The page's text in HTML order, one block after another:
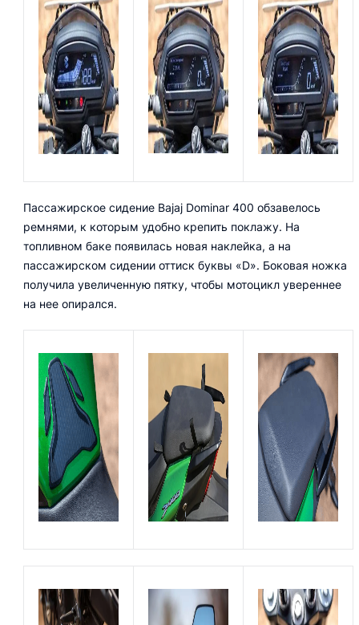
Пассажирское сидение Bajaj Dominar 400 обзавелось
ремнями, к которым удобно крепить поклажу. На
топливном баке появилась новая наклейка, а на
пассажирском сидении оттиск буквы «D». Боковая ножка
получила увеличенную пятку, чтобы мотоцикл увереннее
на нее опирался.